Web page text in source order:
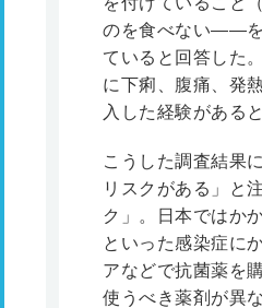
のを食べない――を
ていると回答した
に下痢、腹痛、発
入した経験がある
こうした調査結果
リスクがある」と
ク」。日本ではか
といった感染症に
アなどで抗菌薬を
使うべき薬剤が異